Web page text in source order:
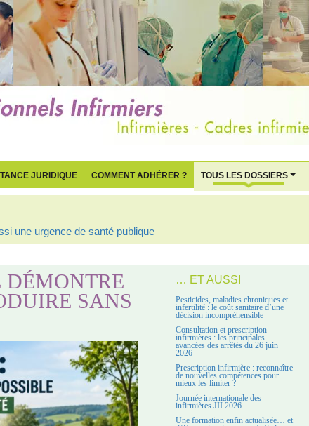
JURIDIQUE COMMENT ADHÉRER ? TOUS LES DOSSIERS
une urgence de santé publique
DÉMONTRE
SANS
… ET AUSSI
Pesticides, maladies chroniques et
infertilité : le coût sanitaire d’une
décision incompréhensible
Consultation et prescription
infirmières : les principales
avancées des arrêtés du 26 juin
2026
Prescription infirmière : reconnaître
de nouvelles compétences pour
mieux les limiter ?
Journée internationale des
infirmières JII 2026
Une formation enfin actualisée… et